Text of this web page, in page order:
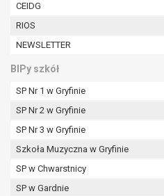
CEIDG
RIOS
NEWSLETTER
BIPy szkół
SP Nr 1 w Gryfinie
SP Nr 2 w Gryfinie
SP Nr 3 w Gryfinie
Szkoła Muzyczna w Gryfinie
SP w Chwarstnicy
SP w Gardnie
cofnięcia tej zgody w
Cofnięcie to nie ma
zgody przed jej
Przysługuje Pani/Panu
organu nadzorczego na
przez administratora.
Organem właściwym do
Prezes Urzędu Ochrony